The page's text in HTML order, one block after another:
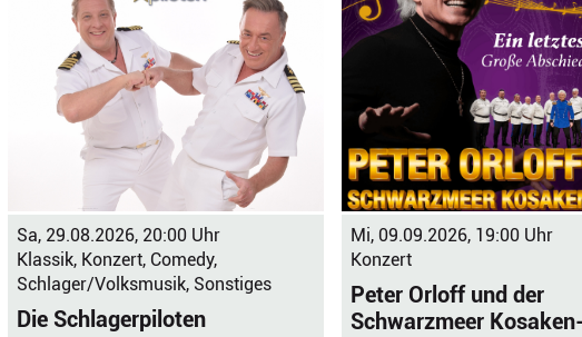
Sa, 29.08.2026, 20:00 Uhr
Klassik, Konzert, Comedy,
Schlager/Volksmusik, Sonstiges
Die Schlagerpiloten
Mi, 09.09.2026, 19:00 Uhr
Konzert
Peter Orloff und der
Schwarzmeer